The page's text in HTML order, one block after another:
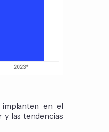
en el
y las tendencias